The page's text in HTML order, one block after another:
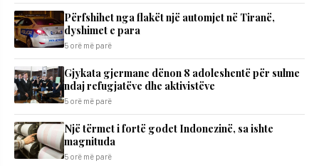
Përfshihet nga flakët një automjet në Tiranë,
dyshimet e para
5 orë më parë
Gjykata gjermane dënon 8 adoleshentë për sulme
ndaj refugjatëve dhe aktivistëve
5 orë më parë
Një tërmet i fortë godet Indonezinë, sa ishte
magnituda
5 orë më parë